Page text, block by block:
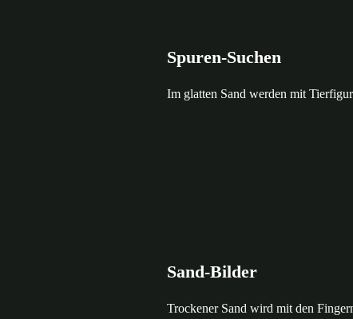
Spuren-Suchen
Im glatten Sand werden mit
Sand-Bilder
Trockener Sand wird mit den